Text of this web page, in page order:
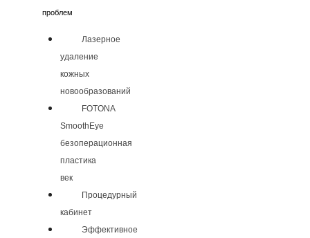
проблем
Лазерное
удаление
кожных
новообразований
FOTONA
SmoothEye
безоперационная
пластика
век
Процедурный
кабинет
Эффективное